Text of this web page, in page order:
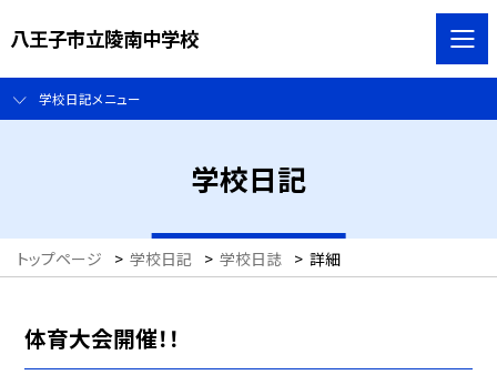
八王子市立陵南中学校
学校日記メニュー
学校日記
トップページ > 学校日記 > 学校日誌 > 詳細
体育大会開催！！